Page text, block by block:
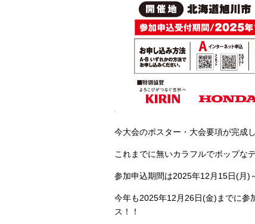
今大会のポスター・大会要項が完成し
これまでに無いカラフルでポップな
参加申込期間は2025年12月15日(月)
今年も2025年12月26日(金)までに参
ス！！